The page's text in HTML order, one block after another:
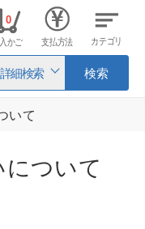
詳細検索 検索
かご
0
支払方法 カテゴリ
いて
ついて